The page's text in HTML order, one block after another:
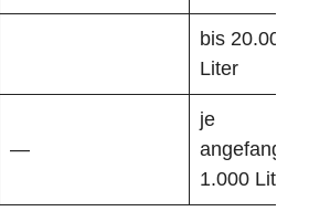
bis 20.000
Liter
—
je
1.000 Liter